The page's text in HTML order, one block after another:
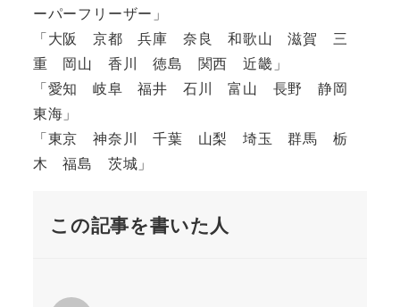
ーパーフリーザー」
「大阪 京都 兵庫 奈良 和歌山 滋賀 三
重 岡山 香川 徳島 関西 近畿」
「愛知 岐阜 福井 石川 富山 長野 静岡
東海」
「東京 神奈川 千葉 山梨 埼玉 群馬 栃
木 福島 茨城」
この記事を書いた人